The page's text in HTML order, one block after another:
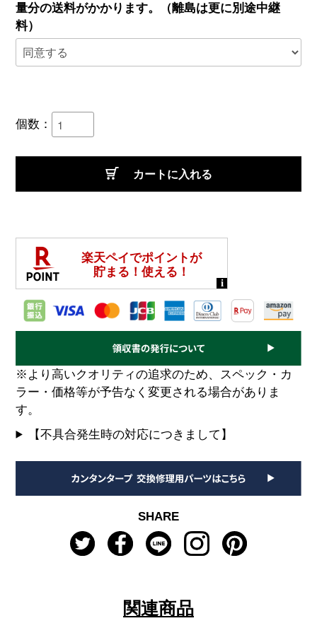
量分の送料がかかります。（離島は更に別途中継
料）
個数：
カートに入れる
※より高いクオリティの追求のため、スペック・カ
ラー・価格等が予告なく変更される場合がありま
す。
【不具合発生時の対応につきまして】
SHARE
関連商品